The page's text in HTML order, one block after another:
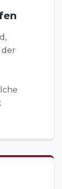
der